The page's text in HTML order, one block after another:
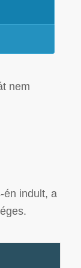
nem
én indult, a